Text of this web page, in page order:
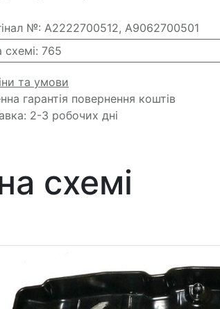
№: A2222700512, A9062700501
: 765
та умови
гарантія повернення коштів
2-3 робочих дні
схемі